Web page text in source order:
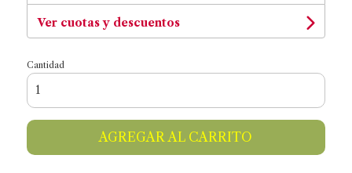
Ver cuotas y descuentos
Cantidad
AGREGAR AL CARRITO